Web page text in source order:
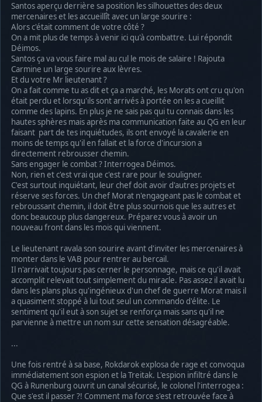
Santos aperçu derrière sa position les silhouettes des deux
mercenaires et les accueillît avec un large sourire :
Alors c'était comment de votre côté ?
On a mit plus de temps à venir ici qu'à combattre. Lui répondit
Déimos.
Santos ça va vous faire mal au cul le mois de salaire ! Rajouta
Carmine un large sourire aux lèvres.
Et du votre Mr lieutenant ?
On a fait comme tu as dit et ça a marché, les Morats ont cru qu'on
était perdu et lorsqu'ils sont arrivés à portée on les a cueillit
comme des lapins. En plus je ne sais pas qui tu connais dans les
hautes sphères mais après ma communication faite au QG en leur
faisant part de tes inquiétudes, ils ont envoyé la cavalerie en
moins de temps qu'il en fallait et la force d'incursion a
directement rebrousser chemin.
Sans engager le combat ? Interrogea Déimos.
Non, rien et c'est vrai que c'est rare pour le souligner.
C'est surtout inquiétant, leur chef doit avoir d'autres projets et
réserve ses forces. Un chef Morat n'engageant pas le combat et
rebroussant chemin, il doit être plus sournois que les autres et
donc beaucoup plus dangereux. Préparez vous à avoir un
nouveau front dans les mois qui viennent.
Le lieutenant ravala son sourire avant d'inviter les mercenaires à
monter dans le VAB pour rentrer au bercail.
Il n'arrivait toujours pas cerner le personnage, mais ce qu'il avait
accomplit relevait tout simplement du miracle. Pas assez il avait lu
dans les plans plus qu'ingénieux d'un chef de guerre Morat mais il
a quasiment stoppé à lui tout seul un commando d'élite. Le
sentiment qu'il eut à son sujet se renforça mais sans qu'il ne
parvienne à mettre un nom sur cette sensation désagréable.
...
Une fois rentré à sa base, Rokdarok explosa de rage et convoqua
immédiatement son espion et la Treitak. L'espion infiltré dans le
QG à Runenburg ouvrit un canal sécurisé, le colonel l'interrogea :
Que s'est il passer ?! Comment ma force s'est retrouvée face à